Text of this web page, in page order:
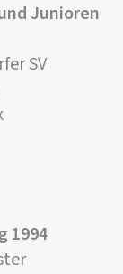
Junioren
SV
1994